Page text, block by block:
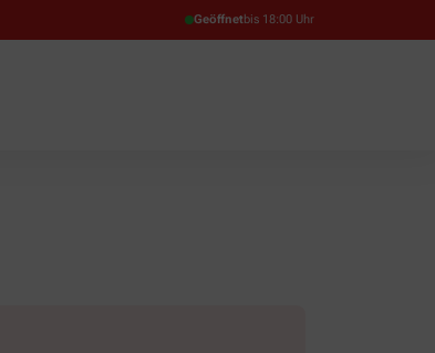
Geöffnetbis 18:00 Uhr